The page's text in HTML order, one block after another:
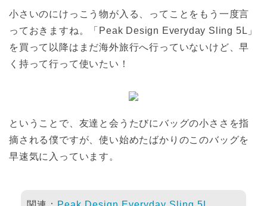
小さいのにけっこう物が入る、ってことをもう一度言
っておきますね。「Peak Design Everyday Sling 5L」
を買って以降はまだ海外旅行へ行っていないけど、早
く持って行って使いたい！
ということで、友達と会うたびにバッグの小ささを指
摘される僕ですが、使い始めたばかりのこのバッグを
早速気に入っています。